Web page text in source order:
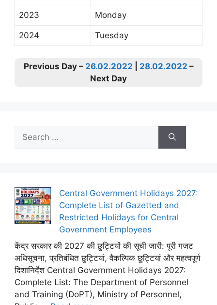
2023 Monday
2024 Tuesday
Previous Day – 26.02.2022 28.02.2022 –
Next Day
Search
for:
Central Government Holidays 2027:
Complete List of Gazetted and
Restricted Holidays for Central
Government Employees
केंद्र सरकार की 2027 की छुट्टियों की सूची जारी: पूरी गजट
अधिसूचना, प्रतिबंधित छुट्टियां, वैकल्पिक छुट्टियां और महत्वपूर्ण
दिशानिर्देश Central Government Holidays 2027:
Complete List: The Department of Personnel
and Training (DoPT), Ministry of Personnel,